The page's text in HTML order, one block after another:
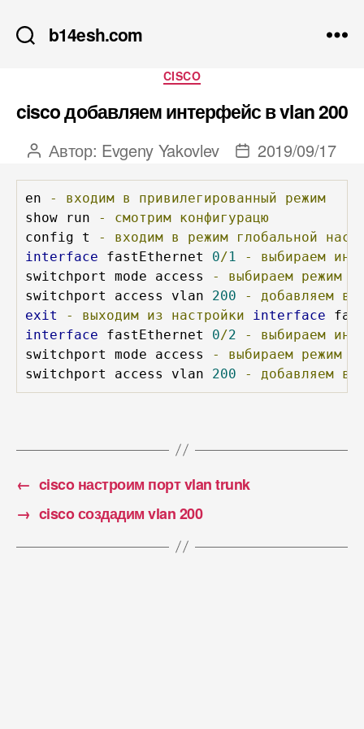
b14esh.com
Рубрики
CISCO
cisco добавляем интерфейс в vlan 200
Автор
записи
Автор: Evgeny Yakovlev
Дата
записи
2019/09/17
en - входим в привилегированный
режим
show run
- смотрим конфигурацю
config t
- входим в режим глобальной
interface fastEthernet 0/1 - выбираем
switchport mode access
- выбираем режим
switchport access vlan 200 - добавляем в
exit
- выходим из настройки interface
interface fastEthernet 0/2 - выбираем
switchport mode access
- выбираем режим
switchport access vlan 200 - добавляем в
← cisco настроим порт vlan trunk
→ cisco создадим vlan 200